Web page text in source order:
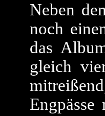
Neben
noch
das
gleich